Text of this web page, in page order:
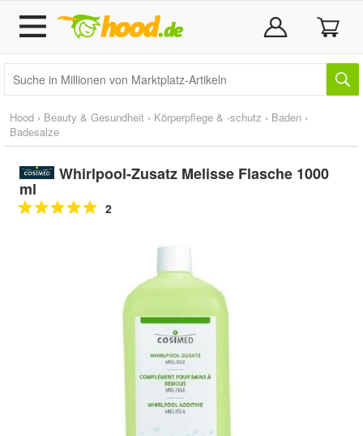
Hood › Beauty & Gesundheit › Körperpflege & -schutz › Baden ›
Badesalze
Whirlpool-Zusatz Melisse Flasche 1000
ml
2